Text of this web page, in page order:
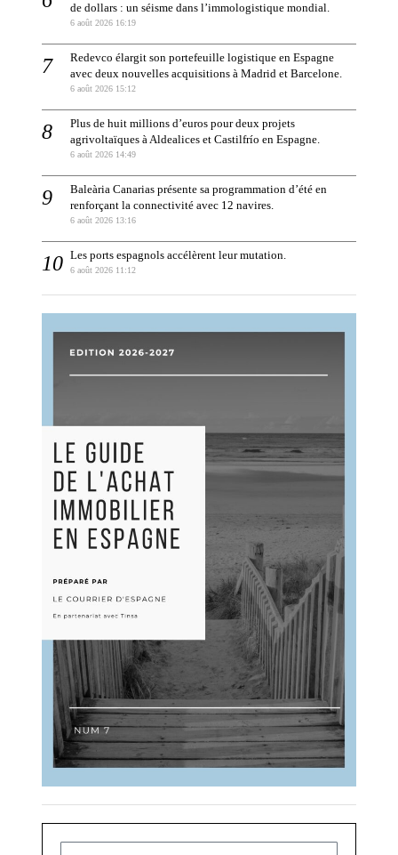
de dollars : un séisme dans l’immologistique mondial.
6 août 2026 16:19
Redevco élargit son portefeuille logistique en Espagne
avec deux nouvelles acquisitions à Madrid et Barcelone.
6 août 2026 15:12
Plus de huit millions d’euros pour deux projets
agrivoltaïques à Aldealices et Castilfrío en Espagne.
6 août 2026 14:49
Baleària Canarias présente sa programmation d’été en
renforçant la connectivité avec 12 navires.
6 août 2026 13:16
Les ports espagnols accélèrent leur mutation.
6 août 2026 11:12